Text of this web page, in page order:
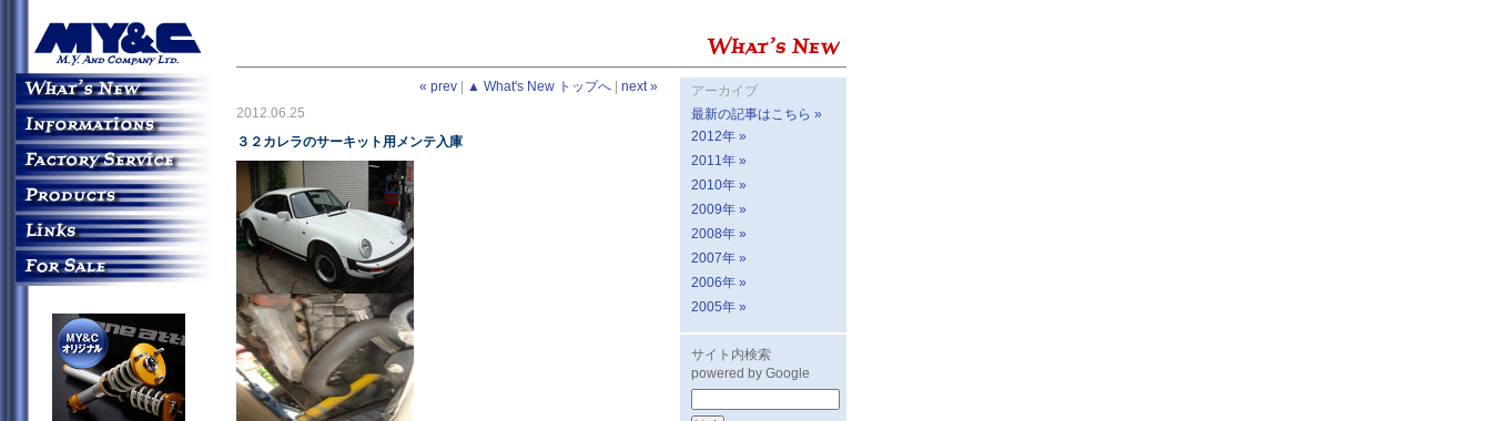
« prev ▲ What's New トップへ
next »
2012.06.25
３２カレラのサーキット用メンテ入庫
アーカイブ
最新の記事はこちら »
2012年 »
2011年 »
2010年 »
2009年 »
2008年 »
2007年 »
2006年 »
2005年 »
サイト内検索
powered by Google